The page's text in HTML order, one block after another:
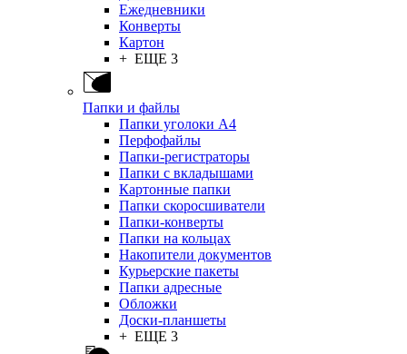
Ежедневники
Конверты
Картон
+ ЕЩЕ 3
Папки и файлы
Папки уголоки А4
Перфофайлы
Папки-регистраторы
Папки с вкладышами
Картонные папки
Папки скоросшиватели
Папки-конверты
Папки на кольцах
Накопители документов
Курьерские пакеты
Папки адресные
Обложки
Доски-планшеты
+ ЕЩЕ 3